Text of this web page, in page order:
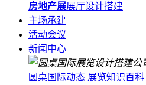
房地产展展厅设计搭建
主场承建
活动会议
新闻中心
圆桌国际动态 展览知识百科